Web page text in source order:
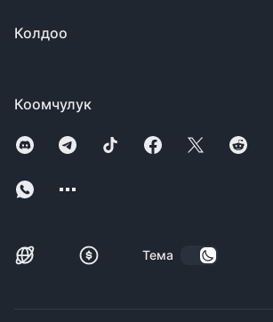
Коомчулук
Тема
Колдоо